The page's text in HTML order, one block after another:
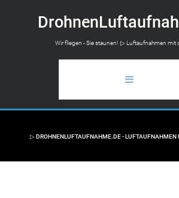
DrohnenLuftaufnah
Wir fliegen - Sie staunen! ▷ Luftaufnahmen mit
▷ DROHNENLUFTAUFNAHME.DE - LUFTAUFNAHMEN